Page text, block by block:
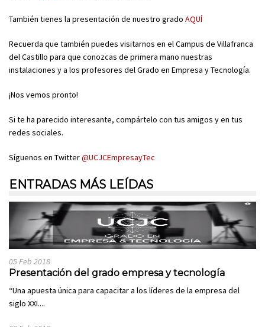
También tienes la presentación de nuestro grado AQUÍ
Recuerda que también puedes visitarnos en el Campus de Villafranca
del Castillo para que conozcas de primera mano nuestras
instalaciones y a los profesores del Grado en Empresa y Tecnología.
¡Nos vemos pronto!
Si te ha parecido interesante, compártelo con tus amigos y en tus
redes sociales.
Síguenos en Twitter@UCJCEmpresayTec
ENTRADAS MÁS LEÍDAS
05 Feb 2018
Presentación del grado empresa y tecnología
“Una apuesta única para capacitar a los líderes de la empresa del
siglo XXI....